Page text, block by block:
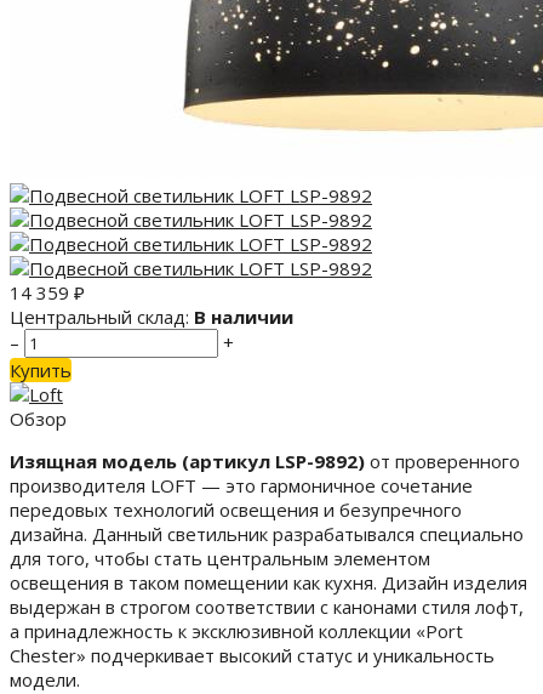
14 359 ₽
Центральный склад: В наличии
–
+
Купить
Обзор
Изящная модель (артикул LSP-9892) от проверенного
производителя LOFT — это гармоничное сочетание
передовых технологий освещения и безупречного
дизайна. Данный светильник разрабатывался специально
для того, чтобы стать центральным элементом
освещения в таком помещении как кухня. Дизайн изделия
выдержан в строгом соответствии с канонами стиля лофт,
а принадлежность к эксклюзивной коллекции «Port
Chester» подчеркивает высокий статус и уникальность
модели.